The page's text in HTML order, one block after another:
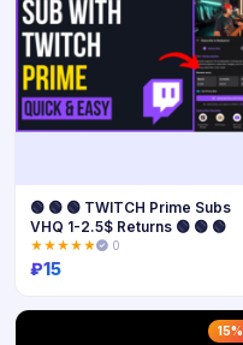
🟢 🟢 🟢 TWITCH Prime Subs
VHQ 1-2.5$ Returns 🟢 🟢 🟢
★★★★★ 0
₽15
15%